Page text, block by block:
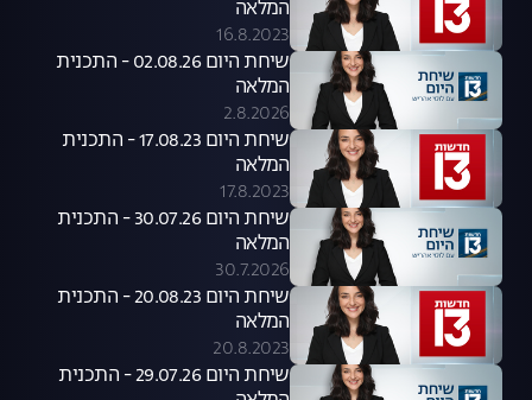
המלאה
16.8.2023
שיחת היום 02.08.26 - התכנית
המלאה
2.8.2026
שיחת היום 17.08.23 - התכנית
המלאה
17.8.2023
שיחת היום 30.07.26 - התכנית
המלאה
30.7.2026
שיחת היום 20.08.23 - התכנית
המלאה
20.8.2023
שיחת היום 29.07.26 - התכנית